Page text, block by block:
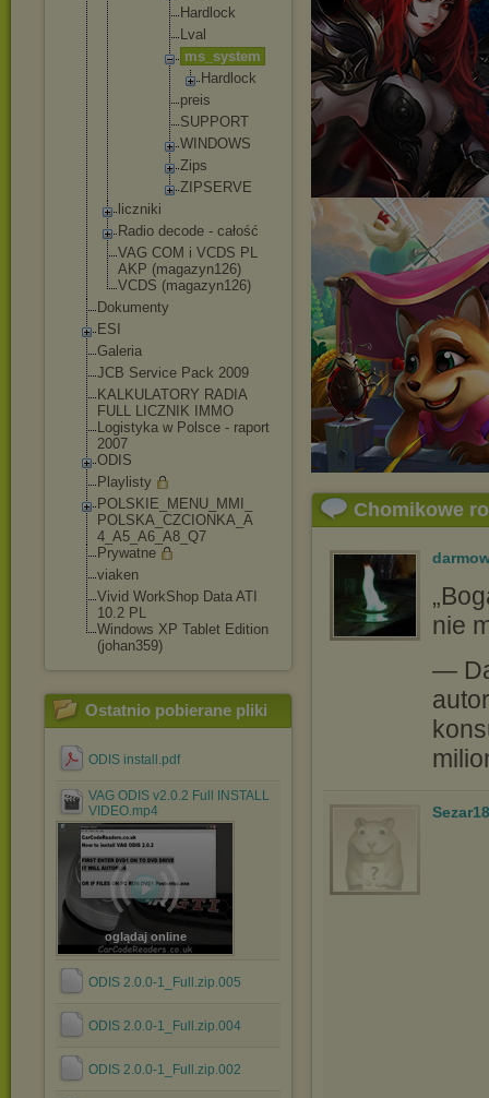
Hardl ock
Lval
ms_system
Hard lock
preis
SUPPORT
WINDOWS
Zips
ZIPSE RVE
liczniki
Radio decode - całość
VAG COM i VCDS PL
AKP (magazyn126)
VCDS (magazyn126)
Dokumenty
ESI
Galeria
JCB Service Pack 2009
KALKULATORY RADIA
FULL LICZNIK IMMO
Logistyka w Polsce - raport
2007
ODIS
Playlisty
POLSKIE_MENU_MMI_
POLSKA_CZCIONKA_A
4_A5_A6_A8_Q7
Prywatne
viaken
Vivid WorkShop Data ATI
10.2 PL
Windows XP Tablet Edition
(johan359)
Ostatnio pobierane pliki
ODIS install.pdf
VAG ODIS v2.0.2 Full INSTALL
VIDEO.mp4
oglądaj online
ODIS 2.0.0-1_Full.zip.005
ODIS 2.0.0-1_Full.zip.004
ODIS 2.0.0-1_Full.zip.002
Chomikowe
nie
—
Sezar18